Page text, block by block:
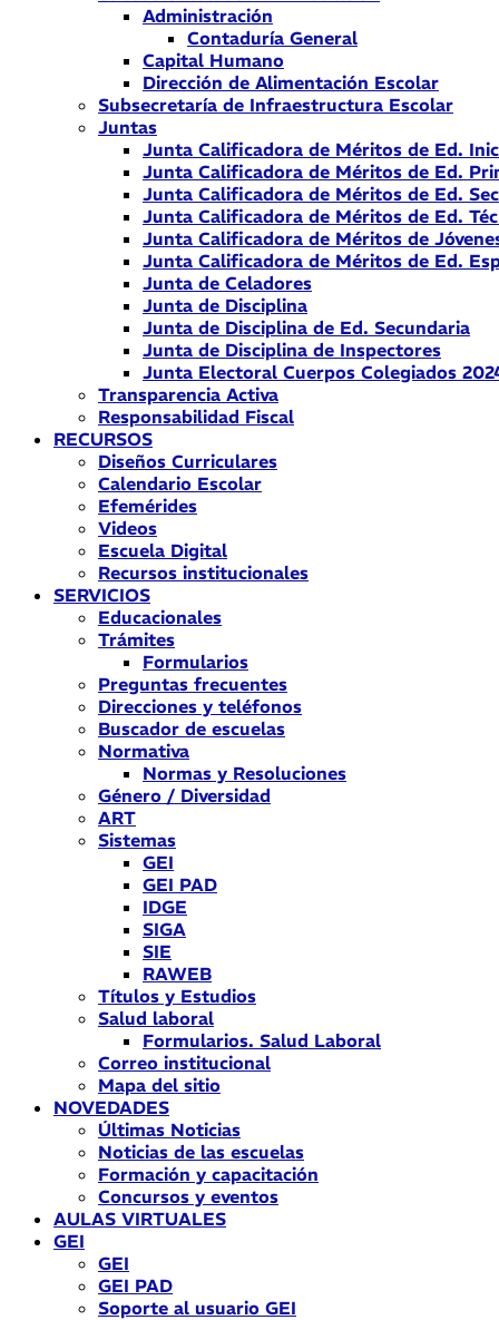
Administración
Contaduría General
Capital Humano
Dirección de Alimentación Escolar
Subsecretaría de Infraestructura Escolar
Juntas
Junta Calificadora de Méritos de Ed.
Junta Calificadora de Méritos de Ed.
Junta Calificadora de Méritos de Ed.
Junta Calificadora de Méritos de Ed.
Junta Calificadora de Méritos de
Junta Calificadora de Méritos de Ed.
Junta de Celadores
Junta de Disciplina
Junta de Disciplina de Ed. Secundaria
Junta de Disciplina de Inspectores
Junta Electoral Cuerpos Colegiados
Transparencia Activa
Responsabilidad Fiscal
RECURSOS
Diseños Curriculares
Calendario Escolar
Efemérides
Videos
Escuela Digital
Recursos institucionales
SERVICIOS
Educacionales
Trámites
Formularios
Preguntas frecuentes
Direcciones y teléfonos
Buscador de escuelas
Normativa
Normas y Resoluciones
Género / Diversidad
ART
Sistemas
GEI
GEI PAD
IDGE
SIGA
SIE
RAWEB
Títulos y Estudios
Salud laboral
Formularios. Salud Laboral
Correo institucional
Mapa del sitio
NOVEDADES
Últimas Noticias
Noticias de las escuelas
Formación y capacitación
Concursos y eventos
AULAS VIRTUALES
GEI
GEI
GEI PAD
Soporte al usuario GEI